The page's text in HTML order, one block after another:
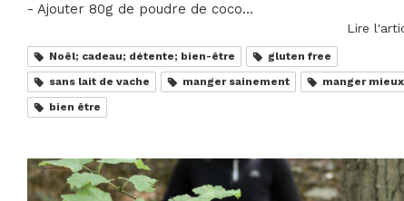
- Ajouter 80g de poudre de coco...
Lire
Noël; cadeau; détente; bien-être
gluten free
sans lait de vache
manger sainement
manger mieux
bien être